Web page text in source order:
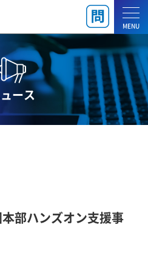
MENU
ース
部ハンズオン支援事